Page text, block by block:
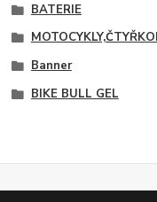
BATERIE
Banner
BIKE BULL GEL